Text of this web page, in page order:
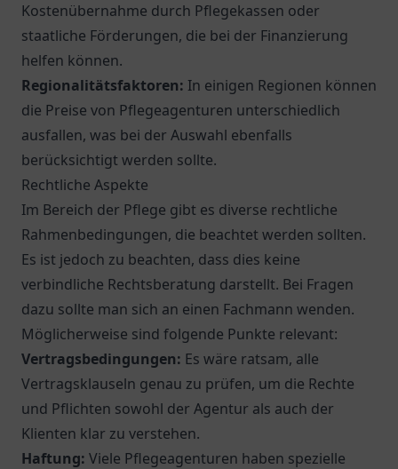
Kostenübernahme durch Pflegekassen oder
staatliche Förderungen, die bei der Finanzierung
helfen können.
Regionalitätsfaktoren: In einigen Regionen können
die Preise von Pflegeagenturen unterschiedlich
ausfallen, was bei der Auswahl ebenfalls
berücksichtigt werden sollte.
Rechtliche Aspekte
Im Bereich der Pflege gibt es diverse rechtliche
Rahmenbedingungen, die beachtet werden sollten.
Es ist jedoch zu beachten, dass dies keine
verbindliche Rechtsberatung darstellt. Bei Fragen
dazu sollte man sich an einen Fachmann wenden.
Möglicherweise sind folgende Punkte relevant:
Vertragsbedingungen: Es wäre ratsam, alle
Vertragsklauseln genau zu prüfen, um die Rechte
und Pflichten sowohl der Agentur als auch der
Klienten klar zu verstehen.
Haftung: Viele Pflegeagenturen haben spezielle